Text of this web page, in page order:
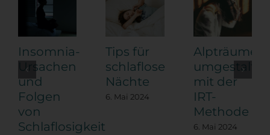
Insomnia-
Ursachen
und
Folgen
von
Schlaflosigkeit
Tips für
schlaflose
Nächte
6. Mai 2024
Alpträume
mit der
IRT-
Methode
6. Mai 2024